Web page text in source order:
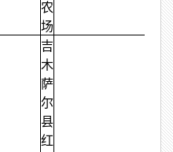
农
场
吉
木
萨
尔
县
红